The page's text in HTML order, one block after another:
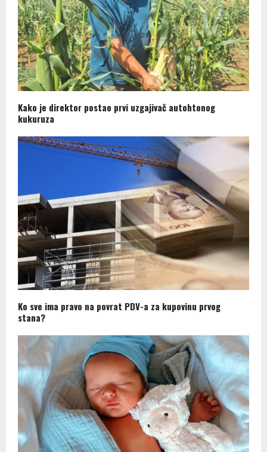
Kako je direktor postao prvi uzgajivač autohtonog
kukuruza
Ko sve ima pravo na povrat PDV-a za kupovinu prvog
stana?